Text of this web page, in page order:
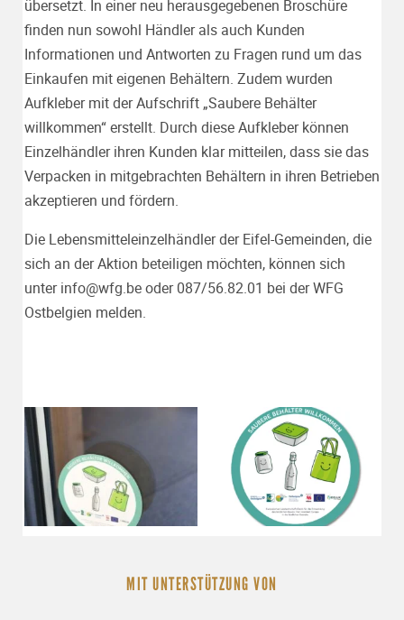
übersetzt. In einer neu herausgegebenen Broschüre
finden nun sowohl Händler als auch Kunden
Informationen und Antworten zu Fragen rund um das
Einkaufen mit eigenen Behältern. Zudem wurden
Aufkleber mit der Aufschrift „Saubere Behälter
willkommen“ erstellt. Durch diese Aufkleber können
Einzelhändler ihren Kunden klar mitteilen, dass sie das
Verpacken in mitgebrachten Behältern in ihren Betrieben
akzeptieren und fördern.
Die Lebensmitteleinzelhändler der Eifel-Gemeinden, die
sich an der Aktion beteiligen möchten, können sich
unter info@wfg.be oder 087/56.82.01 bei der WFG
Ostbelgien melden.
MIT UNTERSTÜTZUNG VON